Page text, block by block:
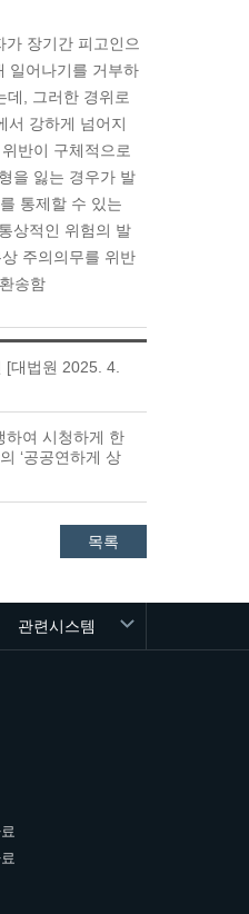
장기간 피고인으
일어나기를 거부하
데, 그러한 경위로
서 강하게 넘어지
반이 구체적으로
을 잃는 경우가 발
통제할 수 있는
상적인 위험의 발
주의의무를 위반
송함
대법원 2025. 4.
하여 시청하게 한
‘공공연하게 상
목록
관련시스템